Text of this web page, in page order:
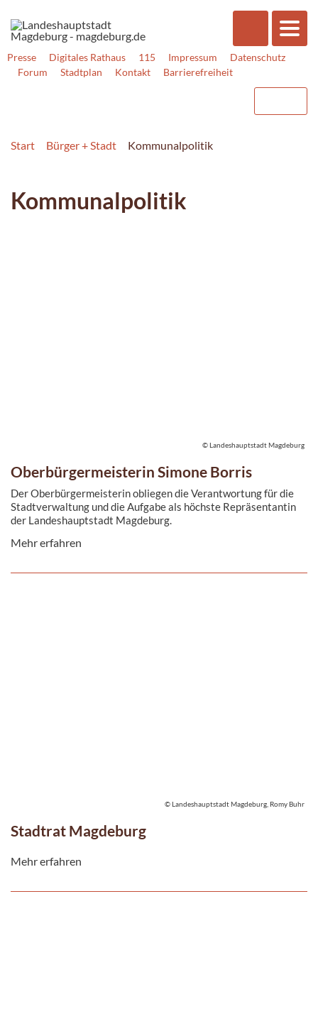
Presse Digitales Rathaus 115 Impressum
Datenschutz
Forum
Stadtplan Kontakt Barrierefreiheit
Start Bürger + Stadt Kommunalpolitik
Kommunalpolitik
Oberbürgermeisterin Simone Borris
Der Oberbürgermeisterin obliegen die Verantwortung für die
Stadtverwaltung und die Aufgabe als höchste Repräsentantin
der Landeshauptstadt Magdeburg.
Mehr erfahren
© Landeshauptstadt Magdeburg
Stadtrat Magdeburg
Mehr erfahren
© Landeshauptstadt Magdeburg, Romy Buhr